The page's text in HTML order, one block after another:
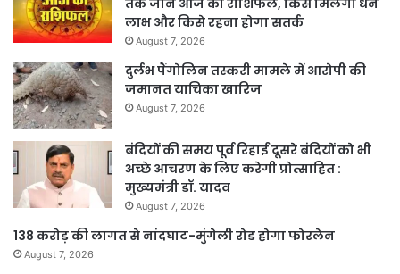
तक जानें आज का राशिफल, किसे मिलेगा धन
लाभ और किसे रहना होगा सतर्क
August 7, 2026
दुर्लभ पैंगोलिन तस्करी मामले में आरोपी की
जमानत याचिका खारिज
August 7, 2026
बंदियों की समय पूर्व रिहाई दूसरे बंदियों को भी
अच्छे आचरण के लिए करेगी प्रोत्साहित :
मुख्यमंत्री डॉ. यादव
August 7, 2026
138 करोड़ की लागत से नांदघाट-मुंगेली रोड होगा फोरलेन
August 7, 2026